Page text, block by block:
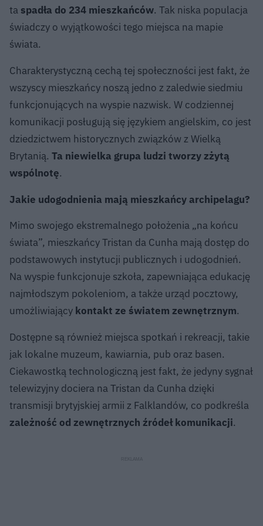
ta spadła do 234 mieszkańców. Tak niska populacja
świadczy o wyjątkowości tego miejsca na mapie
świata.
Charakterystyczną cechą tej społeczności jest fakt, że
wszyscy mieszkańcy noszą jedno z zaledwie siedmiu
funkcjonujących na wyspie nazwisk. W codziennej
komunikacji posługują się językiem angielskim, co jest
dziedzictwem historycznych związków z Wielką
Brytanią. Ta niewielka grupa ludzi tworzy zżytą
wspólnotę.
Jakie udogodnienia mają mieszkańcy archipelagu?
Mimo swojego ekstremalnego położenia „na końcu
świata”, mieszkańcy Tristan da Cunha mają dostęp do
podstawowych instytucji publicznych i udogodnień.
Na wyspie funkcjonuje szkoła, zapewniająca edukację
najmłodszym pokoleniom, a także urząd pocztowy,
umożliwiający kontakt ze światem zewnętrznym.
Dostępne są również miejsca spotkań i rekreacji, takie
jak lokalne muzeum, kawiarnia, pub oraz basen.
Ciekawostką technologiczną jest fakt, że jedyny sygnał
telewizyjny dociera na Tristan da Cunha dzięki
transmisji brytyjskiej armii z Falklandów, co podkreśla
zależność od zewnętrznych źródeł komunikacji.